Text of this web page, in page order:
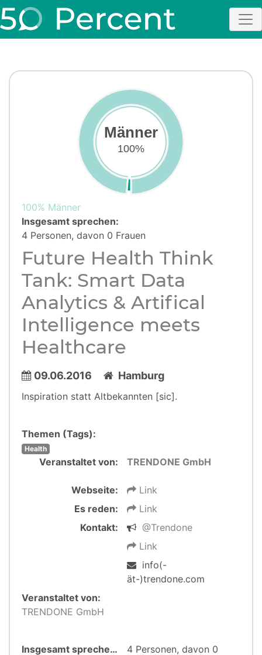
Männer
100%
100% Männer
Insgesamt sprechen:
4 Personen, davon 0 Frauen
Future Health Think
Tank: Smart Data
Analytics & Artifical
Intelligence meets
Healthcare
09.06.2016 Hamburg
Inspiration statt Altbekannten [sic].
Themen (Tags):
Health
Veranstaltet von: TRENDONE GmbH
Webseite:
Link
Es reden:
Link
Kontakt:
@Trendone
Link
info(-
ät-)trendone.com
Veranstaltet von:
TRENDONE GmbH
Insgesamt sprechen:
4 Personen, davon 0